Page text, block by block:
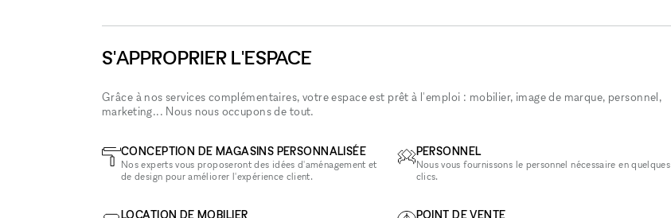
S'APPROPRIER L'ESPACE
Grâce à nos services complémentaires, votre espace est prêt à l'emploi : mobilier, image de marque, personnel,
marketing... Nous nous occupons de tout.
CONCEPTION DE MAGASINS PERSONNALISÉE
Nos experts vous proposeront des idées d'aménagement et
de design pour améliorer l'expérience client.
LOCATION DE MOBILIER
PERSONNEL
Nous vous fournissons le personnel nécessaire en quelques
clics.
POINT DE VENTE